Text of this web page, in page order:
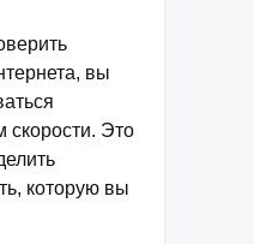
вы
скорости. Это
которую вы